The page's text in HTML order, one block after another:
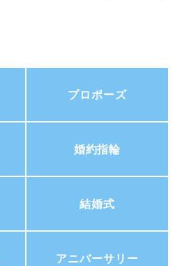
プロポーズ
婚約指輪
結婚式
アニバーサリー